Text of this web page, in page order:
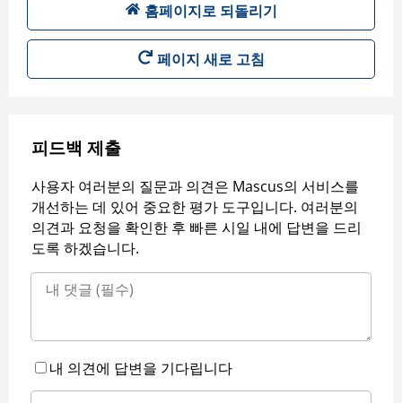
홈페이지로 되돌리기
페이지 새로 고침
피드백 제출
사용자 여러분의 질문과 의견은 Mascus의 서비스를
개선하는 데 있어 중요한 평가 도구입니다. 여러분의
의견과 요청을 확인한 후 빠른 시일 내에 답변을 드리
도록 하겠습니다.
내 의견에 답변을 기다립니다